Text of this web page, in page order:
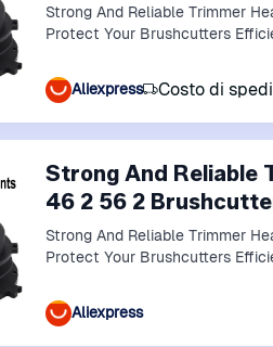
Strong And Reliable Trimmer
Protect Your Brushcutters
Aliexpress Costo di
Strong And Reliable
46 2 56 2
Strong And Reliable Trimmer
Protect Your Brushcutters
Aliexpress